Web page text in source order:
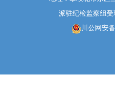
派驻纪检监察组受
川公网安